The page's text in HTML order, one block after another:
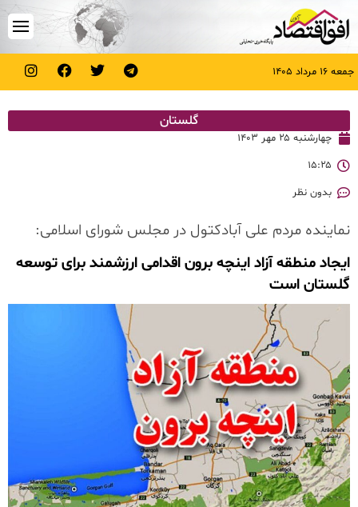
جمعه ۱۶ مرداد ۱۴۰۵
گلستان
چهارشنبه ۲۵ مهر ۱۴۰۳
۱۵:۲۵
بدون نظر
نماینده مردم علی آبادکتول در مجلس شورای اسلامی:
ایجاد منطقه آزاد اینچه برون اقدامی ارزشمند برای توسعه
گلستان است